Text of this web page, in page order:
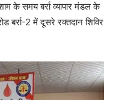
के समय बर्रा व्यापार मंडल के
बर्रा-2 में दूसरे रक्तदान शिविर